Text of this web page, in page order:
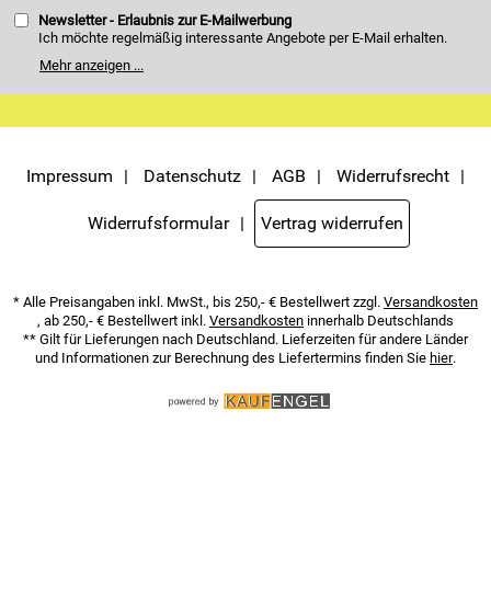
Newsletter - Erlaubnis zur E-Mailwerbung
Ich möchte regelmäßig interessante Angebote per E-Mail erhalten.
weitergegeben. Zu statistischen Zwecken wird in anonymer Form
Servicemenü unten rechts, oder indem Sie den Link "Abmelden" am
Ende des Newsletters anklicken. Die
Datenschutzerklärunghabe ich
Mehr anzeigen ...
Impressum Datenschutz AGB Widerrufsrecht
Widerrufsformular Vertrag widerrufen
* Alle Preisangaben inkl. MwSt., bis 250,- € Bestellwert zzgl. Versandkosten
, ab 250,- € Bestellwert inkl. Versandkosten innerhalb Deutschlands
** Gilt für Lieferungen nach Deutschland. Lieferzeiten für andere Länder
und Informationen zur Berechnung des Liefertermins finden Sie hier.